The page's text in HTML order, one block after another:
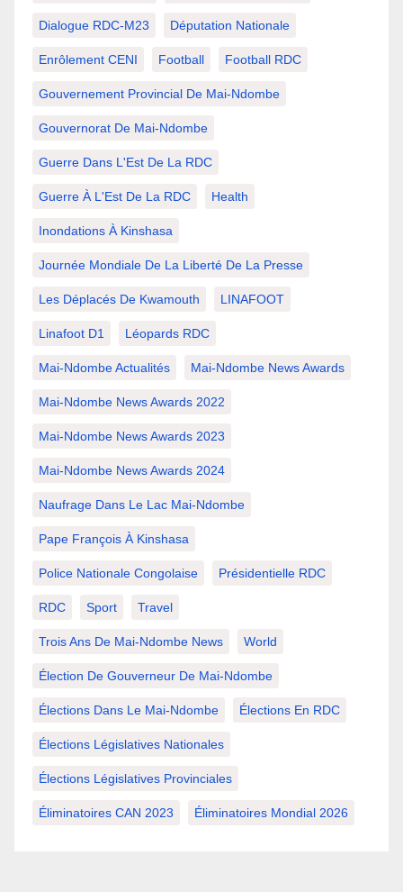
Dialogue RDC-M23 Députation Nationale
Enrôlement CENI Football Football RDC
Gouvernement Provincial De Mai-Ndombe
Gouvernorat De Mai-Ndombe
Guerre Dans L'Est De La RDC
Guerre À L'Est De La RDC Health
Inondations À Kinshasa
Journée Mondiale De La Liberté De La Presse
Les Déplacés De Kwamouth LINAFOOT
Linafoot D1 Léopards RDC
Mai-Ndombe Actualités Mai-Ndombe News Awards
Mai-Ndombe News Awards 2022
Mai-Ndombe News Awards 2023
Mai-Ndombe News Awards 2024
Naufrage Dans Le Lac Mai-Ndombe
Pape François À Kinshasa
Police Nationale Congolaise Présidentielle RDC
RDC Sport Travel
Trois Ans De Mai-Ndombe News World
Élection De Gouverneur De Mai-Ndombe
Élections Dans Le Mai-Ndombe Élections En RDC
Élections Législatives Nationales
Élections Législatives Provinciales
Éliminatoires CAN 2023 Éliminatoires Mondial 2026